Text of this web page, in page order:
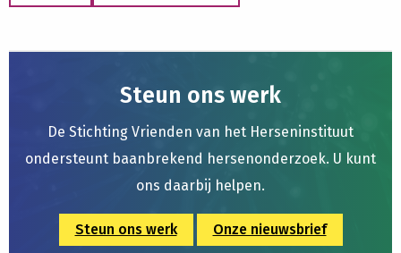
Steun ons werk
De Stichting Vrienden van het Herseninstituut
ondersteunt baanbrekend hersenonderzoek. U kunt
ons daarbij helpen.
Steun ons werk Onze nieuwsbrief